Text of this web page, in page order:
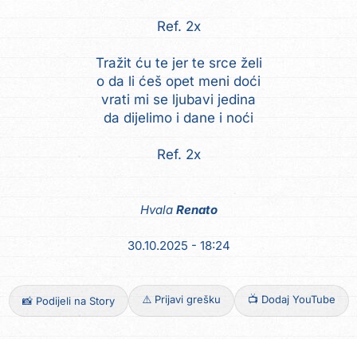
Ref. 2x
Tražit ću te jer te srce želi
o da li ćeš opet meni doći
vrati mi se ljubavi jedina
da dijelimo i dane i noći
Ref. 2x
Hvala Renato
30.10.2025 - 18:24
📸 Podijeli na Story ⚠️ Prijavi grešku 📺 Dodaj YouTube